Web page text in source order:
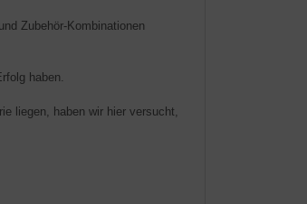
Zubehör-Kombinationen
haben.
liegen, haben wir hier versucht,